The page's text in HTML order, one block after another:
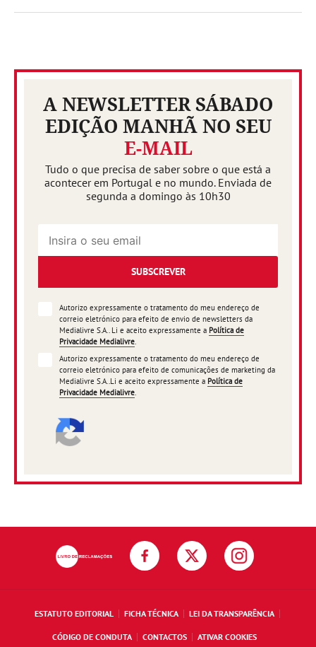
A NEWSLETTER SÁBADO
EDIÇÃO MANHÃ NO SEU
E-MAIL
Tudo o que precisa de saber sobre o que está a
acontecer em Portugal e no mundo. Enviada de
segunda a domingo às 10h30
SUBSCREVER
Autorizo expressamente o tratamento do meu endereço de
correio eletrónico para efeito de envio de newsletters da
Medialivre S.A.. Li e aceito expressamente a Política de
Privacidade Medialivre.
Autorizo expressamente o tratamento do meu endereço de
correio eletrónico para efeito de comunicações de marketing da
Medialivre S.A..Li e aceito expressamente a Política de
Privacidade Medialivre.
ESTATUTO EDITORIAL FICHA TÉCNICA LEI DA TRANSPARÊNCIA
CÓDIGO DE CONDUTA CONTACTOS ATIVAR COOKIES